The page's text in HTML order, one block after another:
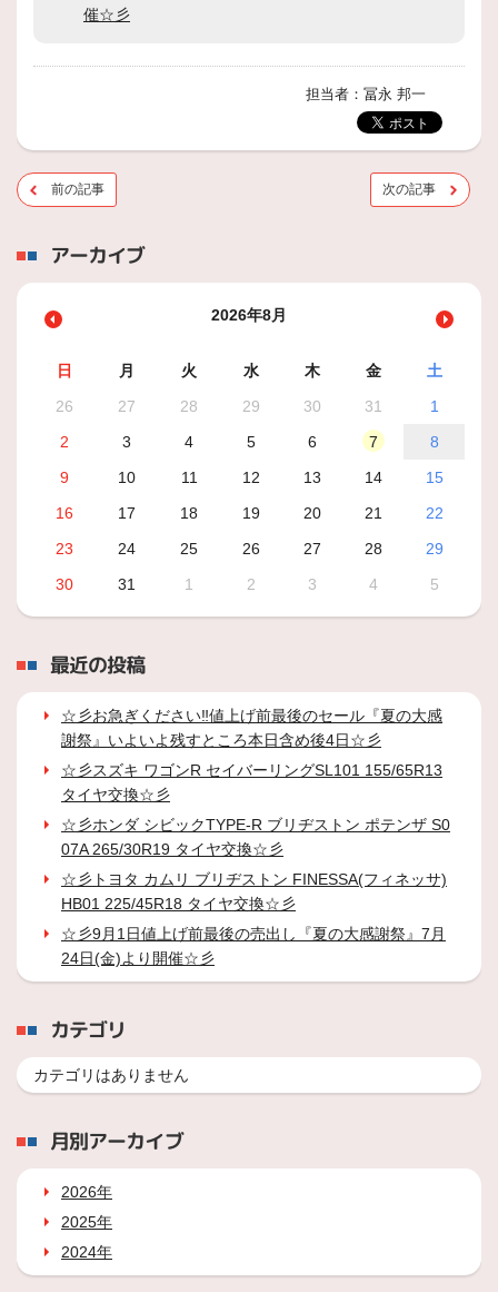
催☆彡
担当者：冨永 邦一
前の記事 次の記事
アーカイブ
2026年8月
日 月 火 水 木 金
土
26
27 28 29 30 31
1
2
3 4 5 6 7
8
9
10 11 12 13 14
15
16
17 18 19 20 21
22
23
24 25 26 27 28
29
30
31 1 2 3 4 5
最近の投稿
☆彡お急ぎください‼値上げ前最後のセール『夏の大感
謝祭』いよいよ残すところ本日含め後4日☆彡
☆彡スズキ ワゴンR セイバーリングSL101 155/65R13
タイヤ交換☆彡
☆彡ホンダ シビックTYPE-R ブリヂストン ポテンザ S0
07A 265/30R19 タイヤ交換☆彡
☆彡トヨタ カムリ ブリヂストン FINESSA(フィネッサ)
HB01 225/45R18 タイヤ交換☆彡
☆彡9月1日値上げ前最後の売出し『夏の大感謝祭』7月
24日(金)より開催☆彡
カテゴリ
カテゴリはありません
月別アーカイブ
2026年
2025年
2024年